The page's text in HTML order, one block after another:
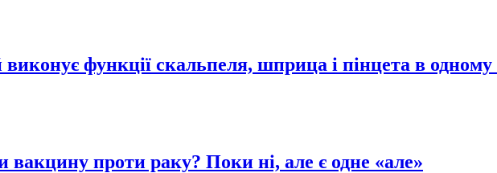
функції скальпеля, шприца і пінцета в одному
проти раку? Поки ні, але є одне «але»